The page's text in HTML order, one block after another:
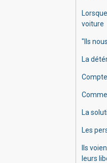
voiture
"Ils
La
La
Les
Ils
leurs